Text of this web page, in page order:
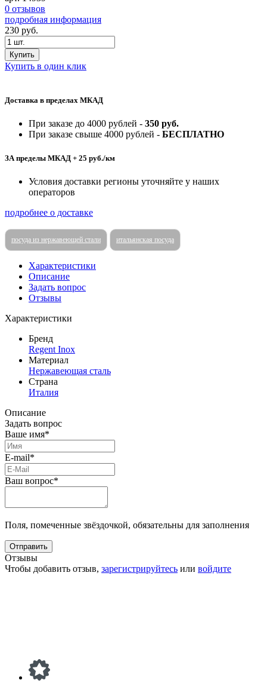
0 отзывов
подробная информация
230 руб.
Купить
Купить в один клик
Доставка в пределах МКАД
При заказе до 4000 рублей - 350 руб.
При заказе свыше 4000 рублей - БЕСПЛАТНО
ЗА пределы МКАД + 25 руб./км
Условия доставки регионы уточняйте у наших
операторов
подробнее о доставке
посуда из нержавеющей стали итальянская посуда
Характеристики
Описание
Задать вопрос
Отзывы
Характеристики
Бренд
Regent Inox
Материал
Нержавеющая сталь
Страна
Италия
Описание
Задать вопрос
Ваше имя*
E-mail*
Ваш вопрос*
Поля, помеченные звёздочкой, обязательны для заполнения
Отзывы
Чтобы добавить отзыв, зарегистрируйтесь или войдите